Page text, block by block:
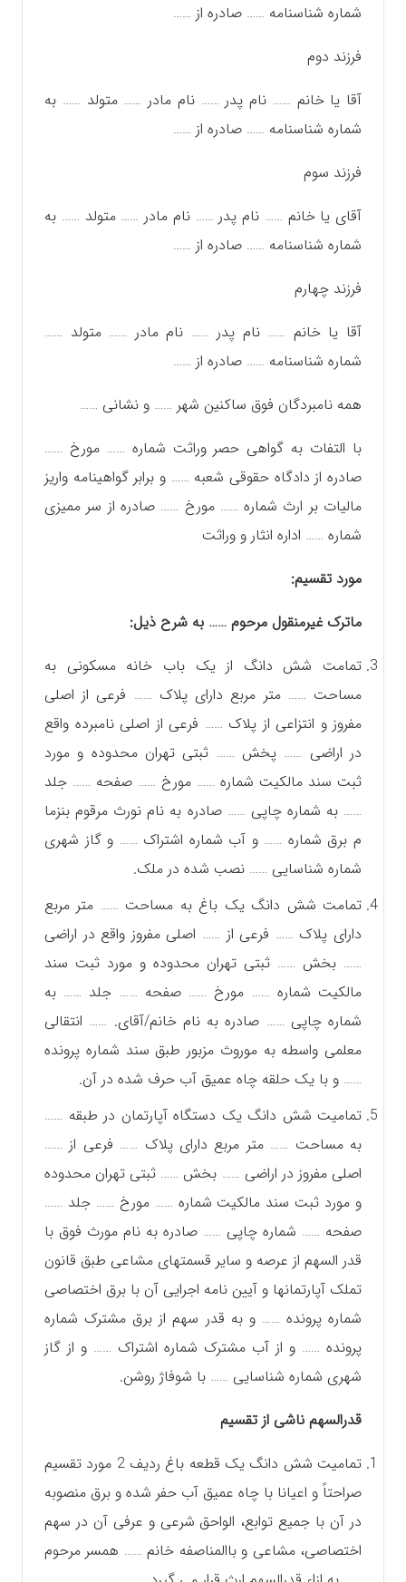
شماره شناسنامه …… صادره از ……
فرزند دوم
آقا یا خانم …… نام پدر …… نام مادر …… متولد …… به
شماره شناسنامه …… صادره از ……
فرزند سوم
آقای یا خانم …… نام پدر …… نام مادر …… متولد …… به
شماره شناسنامه …… صادره از ……
فرزند چهارم
آقا یا خانم …… نام پدر …… نام مادر …… متولد ……
شماره شناسنامه …… صادره از ……
همه نامبردگان فوق ساکنین شهر …… و نشانی ……
با التفات به گواهی حصر وراثت شماره …… مورخ ……
صادره از دادگاه حقوقی شعبه …… و برابر گواهینامه واریز
مالیات بر ارث شماره …… مورخ …… صادره از سر ممیزی
شماره …… اداره انثار و وراثت
مورد تقسیم:
ماترک غیرمنقول مرحوم …… به شرح ذیل:
تمامت شش دانگ از یک باب خانه مسکونی به
مساحت …… متر مربع دارای پلاک …… فرعی از اصلی
مفروز و انتزاعی از پلاک …… فرعی از اصلی نامبرده واقع
در اراضی …… پخش …… ثبتی تهران محدوده و مورد
ثبت سند مالکیت شماره …… مورخ …… صفحه …… جلد
…… به شماره چاپی …… صادره به نام نورث مرقوم بنزما
م برق شماره …… و آب شماره اشتراک …… و گاز شهری
شماره شناسایی …… نصب شده در ملک.
تمامت شش دانگ یک باغ به مساحت …… متر مربع
دارای پلاک …… فرعی از …… اصلی مفروز واقع در اراضی
…… بخش …… ثبتی تهران محدوده و مورد ثبت سند
مالکیت شماره …… مورخ …… صفحه …… جلد …… به
شماره چاپی …… صادره به نام خانم/آقای. …… انتقالی
معلمی واسطه به موروث مزبور طبق سند شماره پرونده
…… و با یک حلقه چاه عمیق آب حرف شده در آن.
تمامیت شش دانگ یک دستگاه آپارتمان در طبقه ……
به مساحت …… متر مربع دارای پلاک …… فرعی از ……
اصلی مفروز در اراضی …… بخش …… ثبتی تهران محدوده
و مورد ثبت سند مالکیت شماره …… مورخ …… جلد ……
صفحه …… شماره چاپی …… صادره به نام مورث فوق با
قدر السهم از عرصه و سایر قسمتهای مشاعی طبق قانون
تملک آپارتمانها و آیین نامه اجرایی آن با برق اختصاصی
شماره پرونده …… و به قدر سهم از برق مشترک شماره
پرونده …… و از آب مشترک شماره اشتراک …… و از گاز
شهری شماره شناسایی …… با شوفاژ روشن.
قدرالسهم ناشی از تقسیم
تمامیت شش دانگ یک قطعه باغ ردیف 2 مورد تقسیم
صراحتاً و اعیانا با چاه عمیق آب حفر شده و برق منصوبه
در آن با جمیع توابع، الواحق شرعی و عرفی آن در سهم
اختصاصی، مشاعی و باالمناصفه خانم …… همسر مرحوم